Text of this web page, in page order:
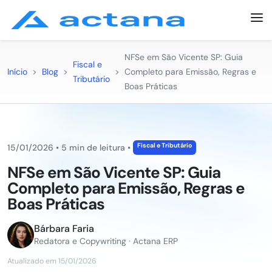
Início > Blog >
Fiscal e
Tributário
>
NFSe em São Vicente SP: Guia
Completo para Emissão, Regras e
Boas Práticas
15/01/2026 • 5 min de leitura • Fiscal e Tributário
NFSe em São Vicente SP: Guia
Completo para Emissão, Regras e
Boas Práticas
Bárbara Faria
Redatora e Copywriting · Actana ERP
Atualizado em 15/01/2026